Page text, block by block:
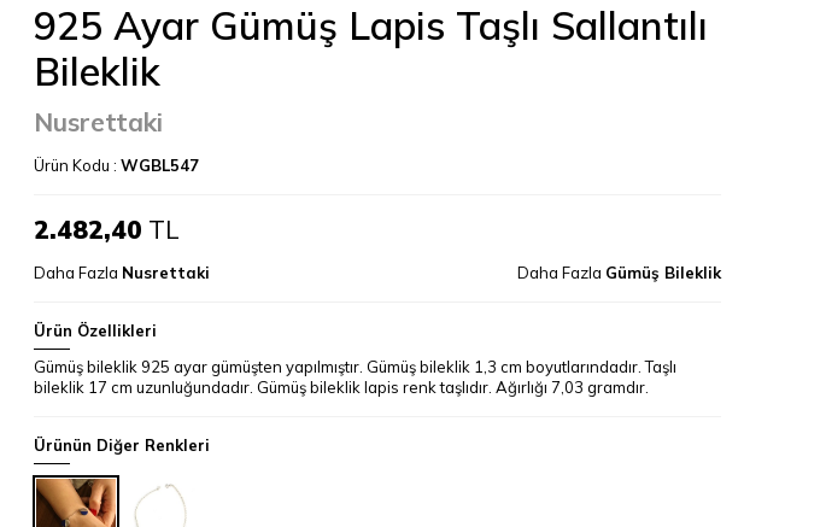
925 Ayar Gümüş Lapis Taşlı Sallantılı
Bileklik
Nusrettaki
Ürün Kodu : WGBL547
2.482,40 TL
Daha Fazla Nusrettaki Daha Fazla Gümüş Bileklik
Ürün Özellikleri
Gümüş bileklik 925 ayar gümüşten yapılmıştır. Gümüş bileklik 1,3 cm boyutlarındadır. Taşlı
bileklik 17 cm uzunluğundadır. Gümüş bileklik lapis renk taşlıdır. Ağırlığı 7,03 gramdır.
Ürünün Diğer Renkleri